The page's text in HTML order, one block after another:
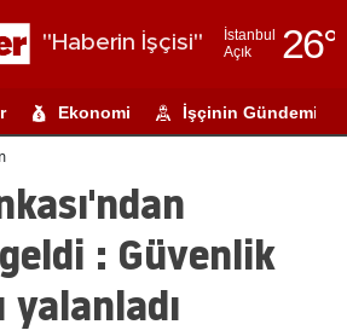
"Haberin İşçisi"
İstanbul
Açık
26°
Adıyaman
Amasya
Ekonomi İşçinin Gündemi
: Güvenlik
yalanladı